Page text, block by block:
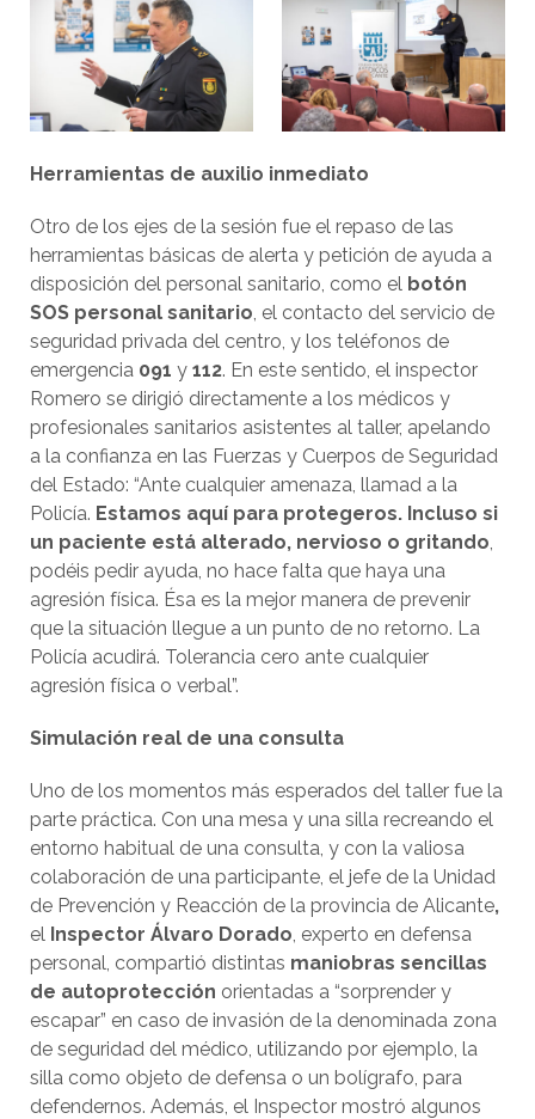
Herramientas de auxilio inmediato
Otro de los ejes de la sesión fue el repaso de las
herramientas básicas de alerta y petición de ayuda a
disposición del personal sanitario, como el botón
SOS personal sanitario , el contacto del servicio de
seguridad privada del centro, y los teléfonos de
emergencia 091 y 112. En este sentido, el inspector
Romero se dirigió directamente a los médicos y
profesionales sanitarios asistentes al taller, apelando
a la confianza en las Fuerzas y Cuerpos de Seguridad
del Estado: “Ante cualquier amenaza, llamad a la
Policía. Estamos aquí para protegeros. Incluso si
un paciente está alterado, nervioso o gritando
podéis pedir ayuda, no hace falta que haya una
agresión física. Ésa es la mejor manera de prevenir
que la situación llegue a un punto de no retorno. La
Policía acudirá. Tolerancia cero ante cualquier
agresión física o verbal”.
Simulación real de una consulta
Uno de los momentos más esperados del taller fue la
parte práctica. Con una mesa y una silla recreando el
entorno habitual de una consulta, y con la valiosa
colaboración de una participante, el jefe de la Unidad
de Prevención y Reacción de la provincia de Alicante,
el Inspector Álvaro Dorado , experto en defensa
personal, compartió distintas maniobras sencillas
de autoprotección orientadas a “sorprender y
escapar” en caso de invasión de la denominada zona
de seguridad del médico, utilizando por ejemplo, la
silla como objeto de defensa o un bolígrafo, para
defendernos. Además, el Inspector mostró algunos